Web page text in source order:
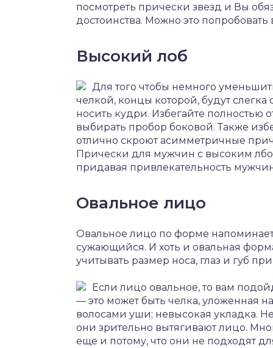
посмотреть прически звезд и Вы
достоинства. Можно это
Высокий лоб
Для того чтобы немного
челкой, концы которой, будут
носить кудри. Избегайте полностью
выбирать пробор боковой. Также
отлично скроют асимметричные
Прически для мужчин с высоким
придавая привлекательность
Овальное лицо
Овальное лицо по форме
сужающийся. И хоть и овальная
учитывать размер носа, глаз и губ
Если лицо овальное, то вам
— это может быть челка, уложенная
волосами уши; невысокая укладка.
они зрительно вытягивают лицо.
еще и потому, что они не подходят